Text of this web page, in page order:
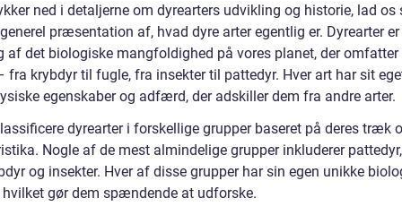
ned i detaljerne om dyrearters udvikling og historie, lad os
præsentation af, hvad dyre arter egentlig er. Dyrearter er
af det biologiske mangfoldighed på vores planet, der omfatter
fra krybdyr til fugle, fra insekter til pattedyr. Hver art har sit
egenskaber og adfærd, der adskiller dem fra andre arter.
dyrearter i forskellige grupper baseret på deres træk
Nogle af de mest almindelige grupper inkluderer
og insekter. Hver af disse grupper har sin egen unikke
gør dem spændende at udforske.